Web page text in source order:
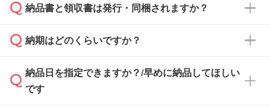
基本的には先入金をお願いしておりますが、自
どの場合は、月末締め翌月末払いに対応可能で
また、卒業・卒園記念品で対策委員会や個人様
納品書と領収書は発行・同梱されますか？
納品書・領収書は ご依頼をいただいた場合の
ず、通常はPDFデータをメール添付でお送りし
ます。
納期はどのくらいですか？
・印刷する場合(500個程度)
ご入金、イメージ画像の校了から約2週間～2
納品日を指定できますか？/早めに納品してほしい
です